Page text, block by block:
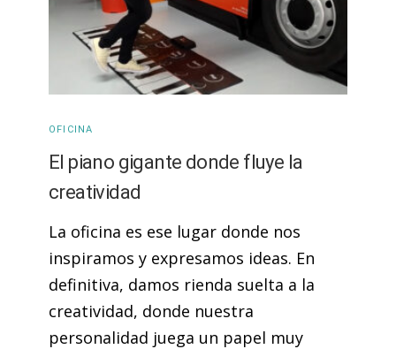
OFICINA
El piano gigante donde fluye la
creatividad
La oficina es ese lugar donde nos
inspiramos y expresamos ideas. En
definitiva, damos rienda suelta a la
creatividad, donde nuestra
personalidad juega un papel muy